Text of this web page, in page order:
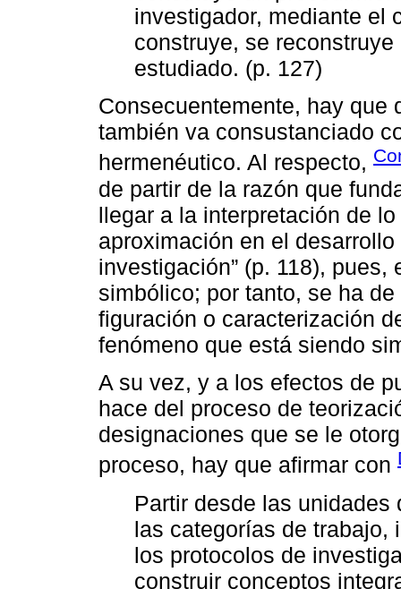
investigador, mediante el
construye, se
estudiado. (p. 127)
Consecuentemente, hay que
también va consustanciado
hermenéutico. Al respecto,
de partir de la razón que
llegar a la interpretación de
aproximación en el
investigación” (p. 118),
simbólico; por tanto, se ha
figuración o caracterización
fenómeno que está siendo
A su vez, y a los efectos de
hace del proceso de
designaciones que se le
proceso, hay que afirmar con
Partir desde las
las categorías de trabajo,
los protocolos de
construir conceptos